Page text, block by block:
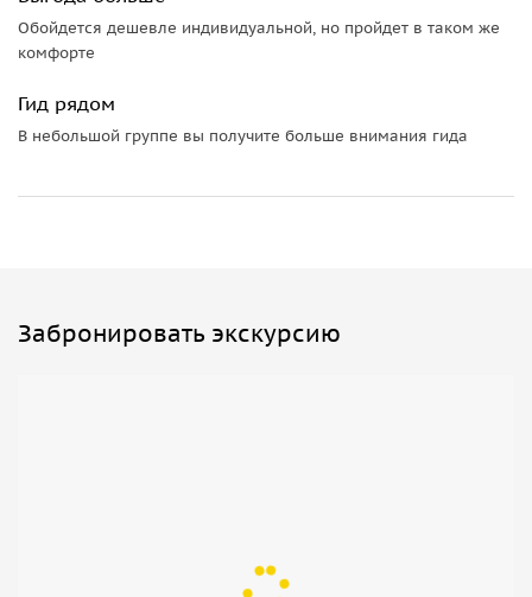
Обойдется дешевле индивидуальной, но пройдет в таком же
комфорте
Гид рядом
В небольшой группе вы получите больше внимания гида
Забронировать экскурсию